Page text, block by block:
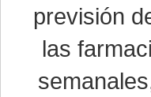
previsión
las